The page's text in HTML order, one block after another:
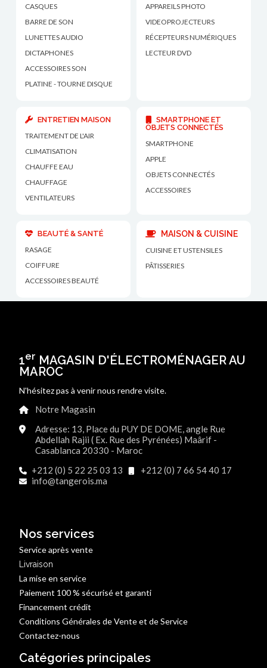
CASQUES
BARRE DE SON
LUNETTES AUDIO
DICTAPHONES
ACCESSOIRES SON
PLATINE - TOURNE DISQUE
APPAREILS PHOTO
VIDEOPROJECTEURS
RÉCEPTEURS NUMÉRIQUES
LECTEUR DVD
ENTRETIEN MAISON
TRAITEMENT DE L'AIR
CLIMATISATION
CHAUFFE EAU
CHAUFFAGE
VENTILATEURS
SMARTPHONE ET
OBJETS CONNECTÉS
SMARTPHONE
APPLE
OBJETS CONNECTÉS
ACCESSOIRES
BEAUTÉ & SANTÉ
RASAGE
COIFFURE
ACCESSOIRES BEAUTÉ
MAISON & CUISINE
CUISINE ET USTENSILES
PÂTISSERIES
1er MAGASIN D'ÉLECTROMÉNAGER AU
MAROC
N'hésitez pas à venir nous rendre visite.
Notre Magasin
Adresse: 13, Place du PUY DE DOME, angle Rue
Abdellah Rajii ( Ex. Rue des Pyrénées) Maârif -
Casablanca 20330 - Maroc
+212 (0) 5 22 25 03 13
+212 (0) 7 66 54 40 17
info@tangerois.ma
Nos services
Service après vente
Livraison
La mise en service
Paiement 100 % sécurisé et garanti
Financement crédit
Conditions Générales de Vente et de Service
Contactez-nous
Catégories principales